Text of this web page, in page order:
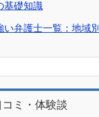
基礎知識
い弁護士一覧：地域別
ミ・体験談